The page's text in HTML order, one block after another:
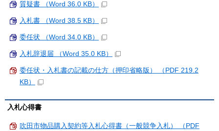
質疑書 （Word 36.0 KB）
入札書 （Word 38.5 KB）
委任状 （Word 34.0 KB）
入札辞退届 （Word 35.0 KB）
委任状・入札書の記載の仕方（押印省略版） （PDF 219.2
KB）
入札心得書
吹田市物品購入契約等入札心得書（一般競争入札） （PDF